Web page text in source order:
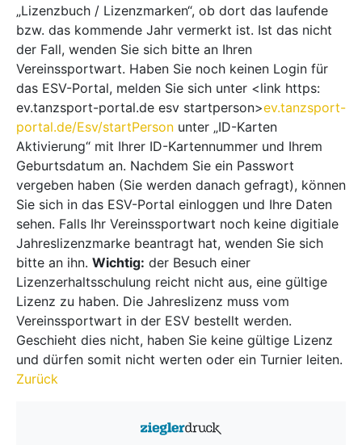
„Lizenzbuch / Lizenzmarken“, ob dort das laufende
bzw. das kommende Jahr vermerkt ist. Ist das nicht
der Fall, wenden Sie sich bitte an Ihren
Vereinssportwart. Haben Sie noch keinen Login für
das ESV-Portal, melden Sie sich unter <link https:
ev.tanzsport-portal.de esv startperson>ev.tanzsport-
portal.de/Esv/startPerson unter „ID-Karten
Aktivierung“ mit Ihrer ID-Kartennummer und Ihrem
Geburtsdatum an. Nachdem Sie ein Passwort
vergeben haben (Sie werden danach gefragt), können
Sie sich in das ESV-Portal einloggen und Ihre Daten
sehen. Falls Ihr Vereinssportwart noch keine digitiale
Jahreslizenzmarke beantragt hat, wenden Sie sich
bitte an ihn. Wichtig: der Besuch einer
Lizenzerhaltsschulung reicht nicht aus, eine gültige
Lizenz zu haben. Die Jahreslizenz muss vom
Vereinssportwart in der ESV bestellt werden.
Geschieht dies nicht, haben Sie keine gültige Lizenz
und dürfen somit nicht werten oder ein Turnier leiten.
Zurück